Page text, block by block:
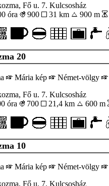
Fő u. 7. Kulcsosház
óra
900 31 km 900 m
20
Mária kép Német-völgy
Fő u. 7. Kulcsosház
óra
700 21,4 km 600 m
10
Mária kép Német-völgy
Fő u. 7. Kulcsosház